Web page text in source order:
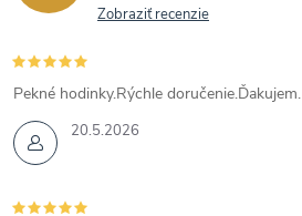
Zobraziť recenzie
20.5.2026
Pekné hodinky.Rýchle doručenie.Ďakujem.